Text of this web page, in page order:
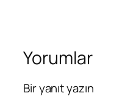
Yorumlar
Bir yanıt yazın